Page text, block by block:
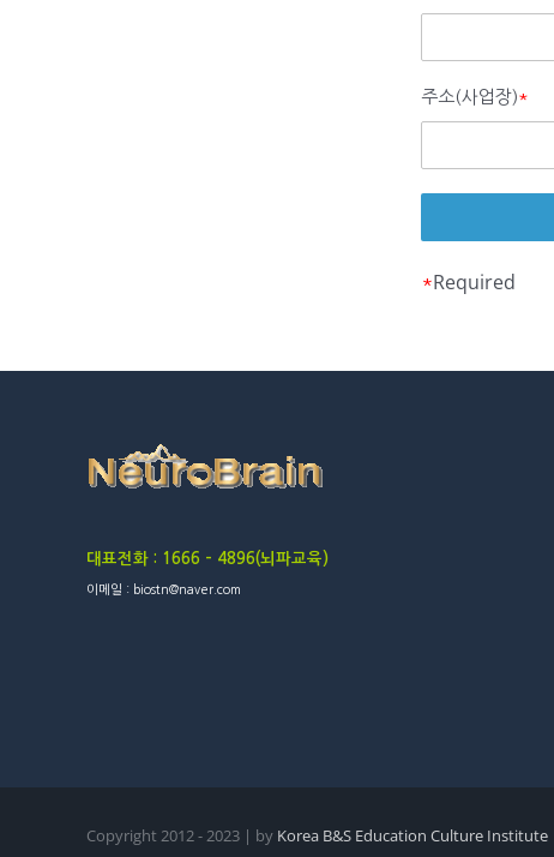
주소(사업장)*
*Required
대표전화 : 1666 – 4896(뇌파교육)
이메일 : biostn@naver.com
Copyright 2012 - 2023 | by Korea B&S Education Culture Institute